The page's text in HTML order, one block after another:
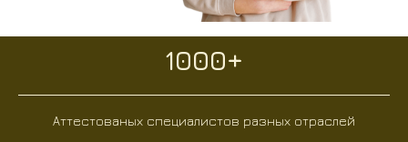
1000+
Аттестованых специалистов разных отраслей